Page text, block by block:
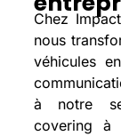
Chez
nous
véhicules
à notre
covering à